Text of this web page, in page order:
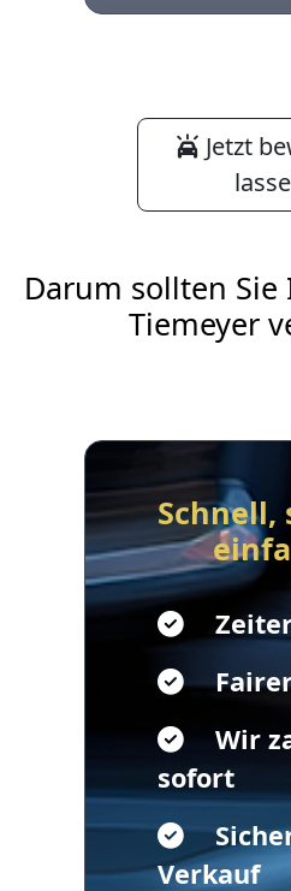
Jetzt
Darum sollten
Tiemeyer
Schnell,
Wir
sofort
Verkauf